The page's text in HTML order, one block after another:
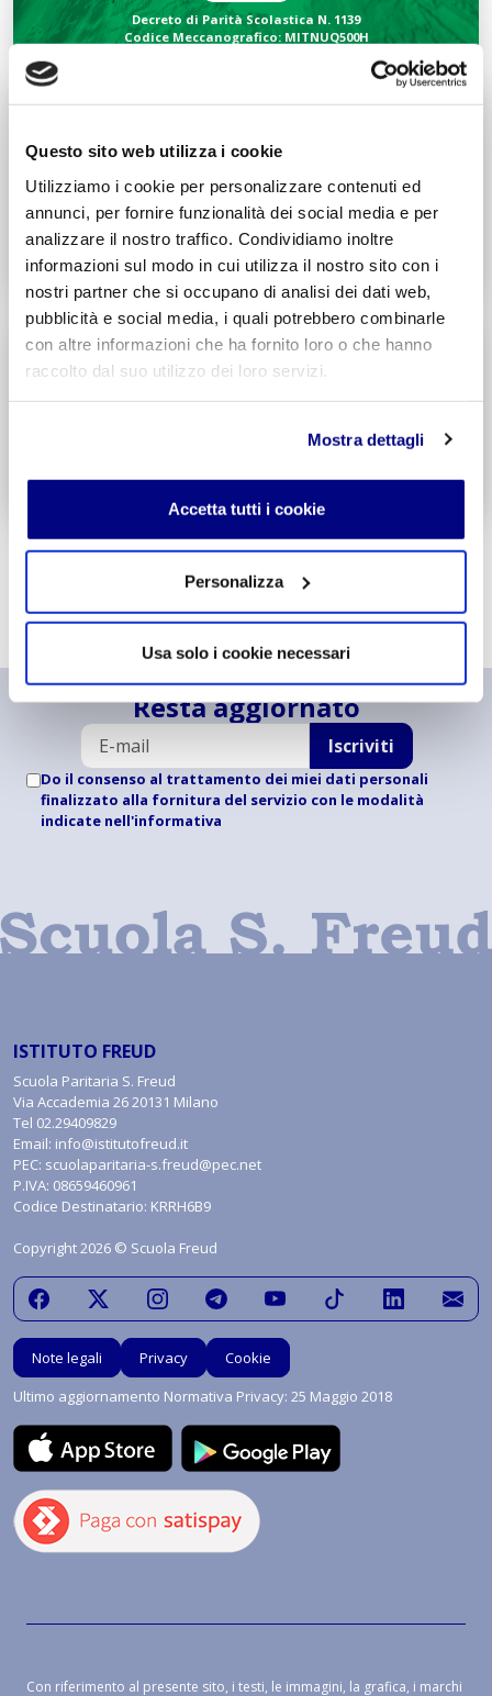
Questo sito web utilizza i cookie
Utilizziamo i cookie per personalizzare contenuti ed
annunci, per fornire funzionalità dei social media e per
analizzare il nostro traffico. Condividiamo inoltre
informazioni sul modo in cui utilizza il nostro sito con i
nostri partner che si occupano di analisi dei dati web,
pubblicità e social media, i quali potrebbero combinarle
con altre informazioni che ha fornito loro o che hanno
raccolto dal suo utilizzo dei loro servizi.
Mostra dettagli
Accetta tutti i cookie
Personalizza
Usa solo i cookie necessari
Decreto di Parità Scolastica N. 1139
Codice Meccanografico: MITNUQ500H
Tecnico Tecnologico
Integr. Intelligenza artificiale & Robotica
Entra
Decreto di Parità Scolastica N. 338
Codice Meccanografico: MITF005006
LiceoScientifico
Integr. Informatica & Economia
Resta aggiornato
Iscriviti
Do il consenso al trattamento dei miei dati personali
finalizzato alla fornitura del servizio con le modalità
indicate nell'informativa
ISTITUTO FREUD
Scuola Paritaria S. Freud
Via Accademia 26 20131 Milano
Tel 02.29409829
Email: info@istitutofreud.it
PEC: scuolaparitaria-s.freud@pec.net
P.IVA: 08659460961
Codice Destinatario: KRRH6B9
Copyright 2026 © Scuola Freud
Note legali Privacy
Cookie
Ultimo aggiornamento Normativa Privacy: 25 Maggio 2018
Con riferimento al presente sito, i testi, le immagini, la grafica, i marchi